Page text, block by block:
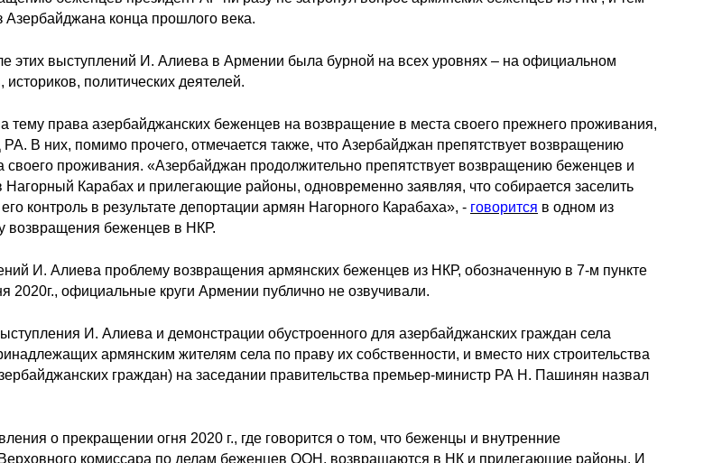
конца прошлого века.
этих выступлений И. Алиева в Армении была бурной на всех уровнях – на официальном
политических деятелей.
тему права азербайджанских беженцев на возвращение в места своего прежнего проживания,
В них, помимо прочего, отмечается также, что Азербайджан препятствует возвращению
своего проживания. «Азербайджан продолжительно препятствует возвращению беженцев и
Карабах и прилегающие районы, одновременно заявляя, что собирается заселить
контроль в результате депортации армян Нагорного Карабаха», - говорится в одном из
возвращения беженцев в НКР.
И. Алиева проблему возвращения армянских беженцев из НКР, обозначенную в 7-м пункте
2020г., официальные круги Армении публично не озвучивали.
И. Алиева и демонстрации обустроенного для азербайджанских граждан села
армянским жителям села по праву их собственности, и вместо них строительства
граждан) на заседании правительства премьер-министр РА Н. Пашинян назвал
о прекращении огня 2020 г., где говорится о том, что беженцы и внутренние
комиссара по делам беженцев ООН, возвращаются в НК и прилегающие районы. И